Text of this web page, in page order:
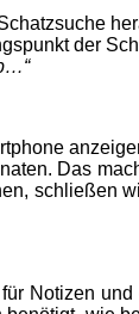
der
Das
schließen
Notizen